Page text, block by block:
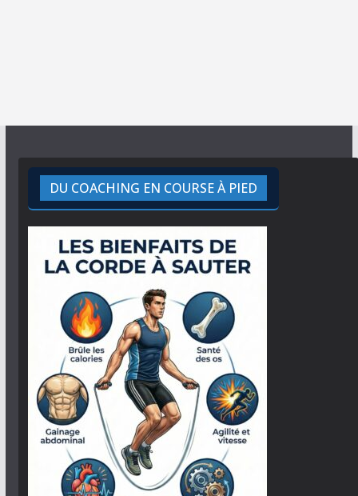
DU COACHING EN COURSE À PIED